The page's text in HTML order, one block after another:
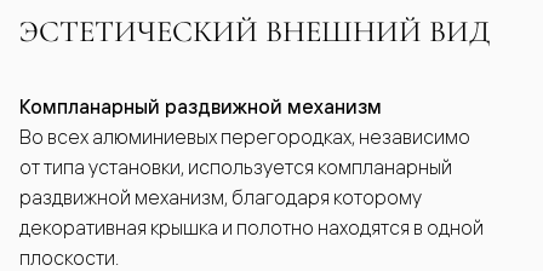
ЭСТЕТИЧЕСКИЙ ВНЕШНИЙ ВИД
Компланарный раздвижной механизм
Во всех алюминиевых перегородках, независимо
от типа установки, используется компланарный
раздвижной механизм, благодаря которому
декоративная крышка и полотно находятся в одной
плоскости.